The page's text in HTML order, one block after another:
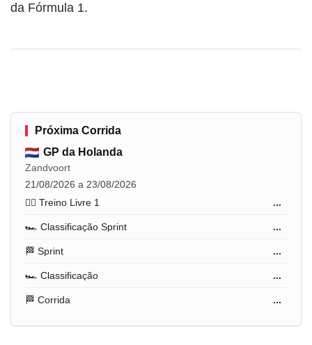
da Fórmula 1.
Próxima Corrida
GP da Holanda
Zandvoort
21/08/2026 a 23/08/2026
🏋️‍♂️ Treino Livre 1
...
🏎️ Classificação Sprint ...
🏁 Sprint ...
🏎️ Classificação ...
🏁 Corrida ...